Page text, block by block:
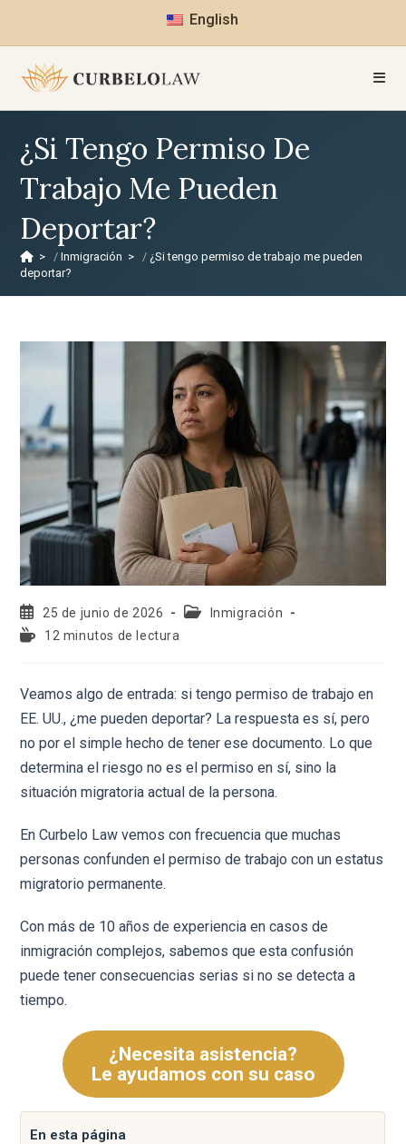
English
¿Si Tengo Permiso De
Trabajo Me Pueden
Deportar?
> Inmigración >
¿Si tengo permiso de trabajo me pueden
deportar?
25 de junio de 2026
Inmigración
12 minutos de lectura
Veamos algo de entrada: si tengo permiso de trabajo en
EE. UU., ¿me pueden deportar? La respuesta es sí, pero
no por el simple hecho de tener ese documento. Lo que
determina el riesgo no es el permiso en sí, sino la
situación migratoria actual de la persona.
En Curbelo Law vemos con frecuencia que muchas
personas confunden el permiso de trabajo con un estatus
migratorio permanente.
Con más de 10 años de experiencia en casos de
inmigración complejos, sabemos que esta confusión
puede tener consecuencias serias si no se detecta a
tiempo.
¿Necesita asistencia?
Le ayudamos con su caso
En esta página